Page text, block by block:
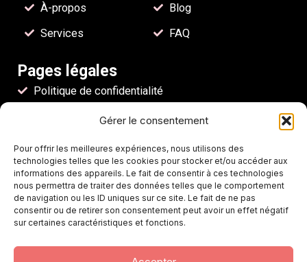
Gérer le consentement
Pour offrir les meilleures expériences, nous utilisons des
technologies telles que les cookies pour stocker et/ou accéder aux
informations des appareils. Le fait de consentir à ces technologies
nous permettra de traiter des données telles que le comportement
de navigation ou les ID uniques sur ce site. Le fait de ne pas
consentir ou de retirer son consentement peut avoir un effet négatif
sur certaines caractéristiques et fonctions.
À-propos
Services
Blog
FAQ
Pages légales
Politique de confidentialité
Mentions légales
Nos coordonnées
Suite 208, 1555 Bd de l’Avenir, Laval, Quebec H7S
2N5, Canada